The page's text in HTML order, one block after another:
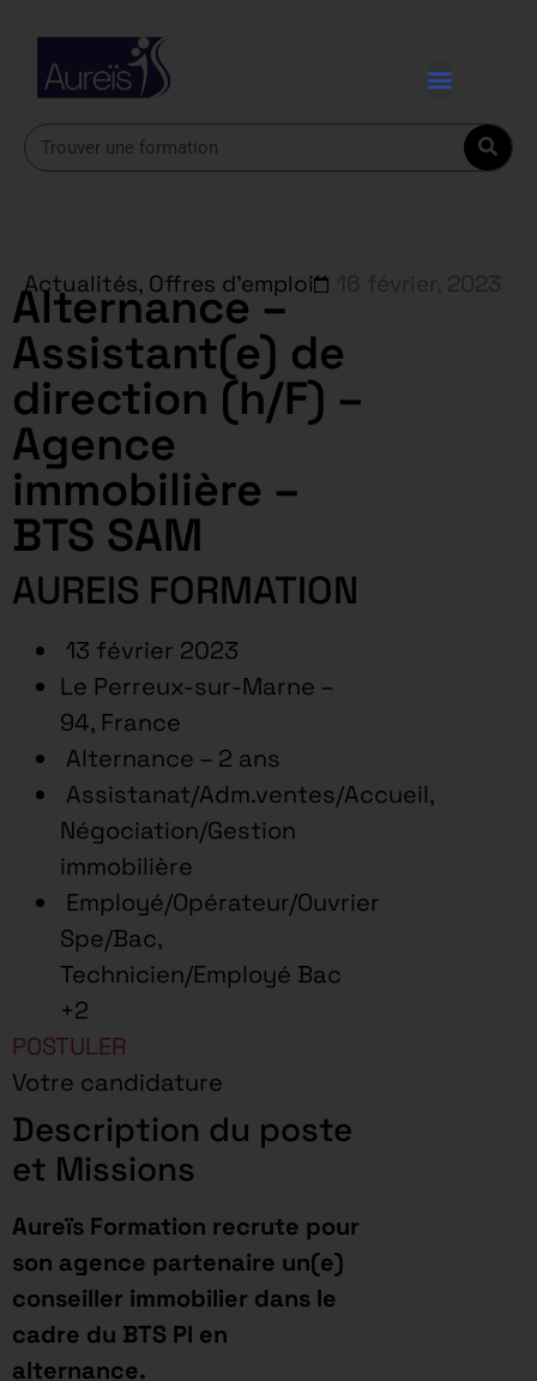
Actualités, Offres d'emploi
Alternance –
Assistant(e) de
direction (h/F) –
Agence
immobilière –
BTS SAM
AUREIS FORMATION
13 février 2023
Le Perreux-sur-Marne –
94, France
Alternance – 2 ans
Assistanat/Adm.ventes/Accueil,
Négociation/Gestion
immobilière
Employé/Opérateur/Ouvrier
Spe/Bac,
Technicien/Employé Bac
+2
POSTULER
Votre candidature
Description du poste
et Missions
Aureïs Formation recrute pour
son agence partenaire un(e)
conseiller immobilier dans le
cadre du BTS PI en
alternance.